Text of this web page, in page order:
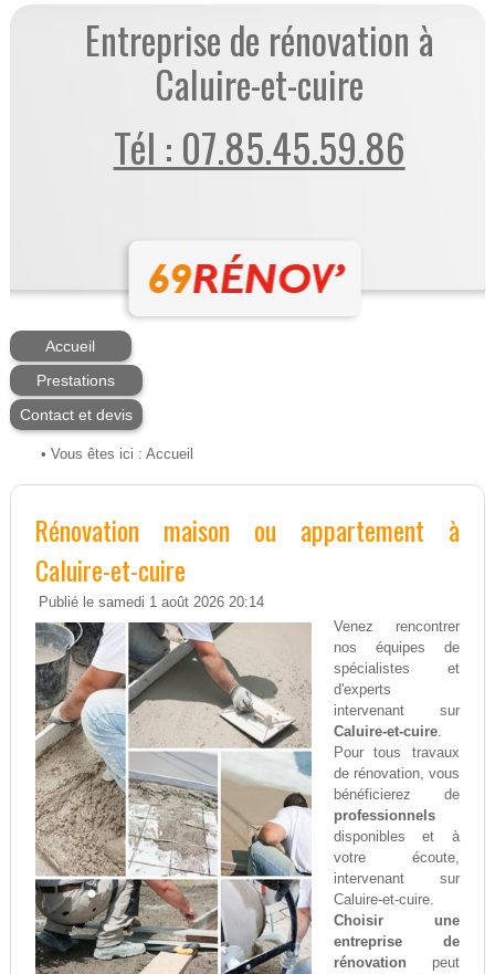
Entreprise de rénovation à
Caluire-et-cuire
Tél : 07.85.45.59.86
Accueil
Prestations
Contact et devis
• Vous êtes ici : Accueil
Rénovation maison ou appartement à
Caluire-et-cuire
Publié le samedi 1 août 2026 20:14
Venez rencontrer
nos équipes de
spécialistes et
d'experts
intervenant sur
Caluire-et-cuire.
Pour tous travaux
de rénovation, vous
bénéficierez de
professionnels
disponibles et à
votre écoute,
intervenant sur
Caluire-et-cuire.
Choisir une
entreprise de
rénovation peut